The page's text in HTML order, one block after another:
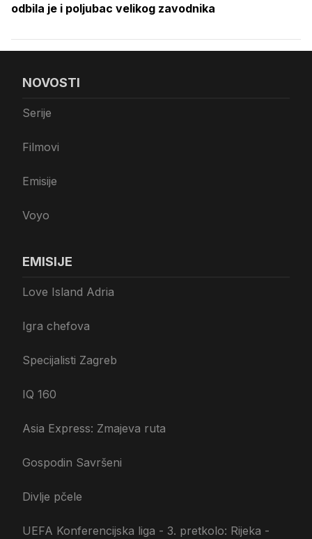
odbila je i poljubac velikog zavodnika
NOVOSTI
Serije
Filmovi
Emisije
Voyo
EMISIJE
Love Island Adria
Igra chefova
Specijalisti Zagreb
IQ 160
Asia Express: Zmajeva ruta
Gospodin Savršeni
Divlje pčele
UEFA Konferencijska liga - 3. pretkolo: Rijeka -